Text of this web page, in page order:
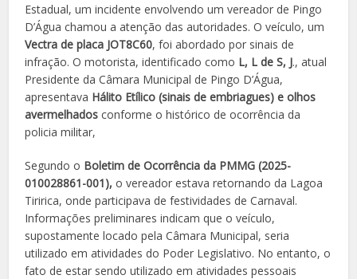
Estadual, um incidente envolvendo um vereador de Pingo
D’Água chamou a atenção das autoridades. O veículo, um
Vectra de placa JOT8C60, foi abordado por sinais de
infração. O motorista, identificado como L, L de S, J., atual
Presidente da Câmara Municipal de Pingo D’Água,
apresentava Hálito Etílico (sinais de embriagues) e olhos
avermelhados conforme o histórico de ocorrência da
policia militar,
Segundo o Boletim de Ocorrência da PMMG (2025-
010028861-001), o vereador estava retornando da Lagoa
Tiririca, onde participava de festividades de Carnaval.
Informações preliminares indicam que o veículo,
supostamente locado pela Câmara Municipal, seria
utilizado em atividades do Poder Legislativo. No entanto, o
fato de estar sendo utilizado em atividades pessoais